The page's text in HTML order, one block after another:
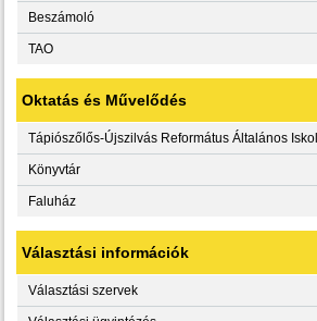
Beszámoló
TAO
Oktatás és Művelődés
Tápiószőlős-Újszilvás Református Általános
Könyvtár
Faluház
Választási információk
Választási szervek